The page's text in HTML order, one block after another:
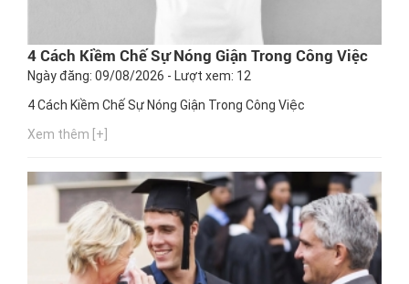
4 Cách Kiềm Chế Sự Nóng Giận Trong Công Việc
Ngày đăng: 09/08/2026 - Lượt xem: 12
4 Cách Kiềm Chế Sự Nóng Giận Trong Công Việc
Xem thêm [+]